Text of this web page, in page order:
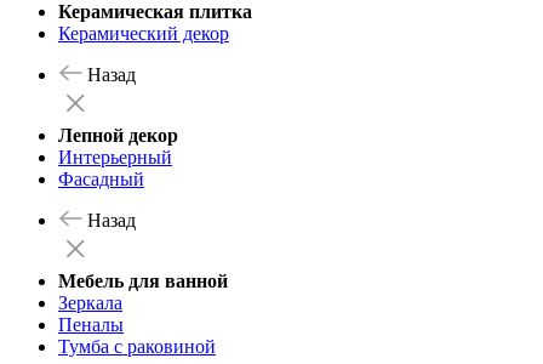
Керамическая плитка
Керамический декор
Назад
Лепной декор
Интерьерный
Фасадный
Назад
Мебель для ванной
Зеркала
Пеналы
Тумба с раковиной